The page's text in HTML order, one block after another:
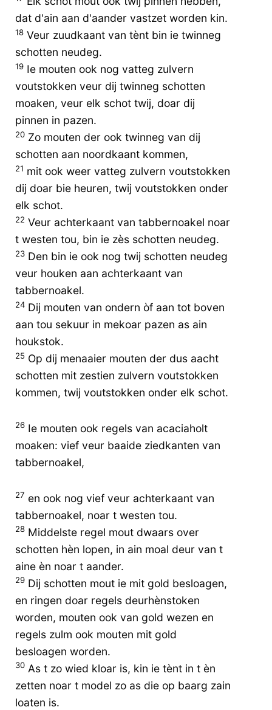
dat d'ain aan d'aander vastzet worden kin.
18 Veur zuudkaant van tènt bin ie twinneg
schotten neudeg.
19 Ie mouten ook nog vatteg zulvern
voutstokken veur dij twinneg schotten
moaken, veur elk schot twij, doar dij
pinnen in pazen.
20 Zo mouten der ook twinneg van dij
schotten aan noordkaant kommen,
21 mit ook weer vatteg zulvern voutstokken
dij doar bie heuren, twij voutstokken onder
elk schot.
22 Veur achterkaant van tabbernoakel noar
t westen tou, bin ie zès schotten neudeg.
23 Den bin ie ook nog twij schotten neudeg
veur houken aan achterkaant van
tabbernoakel.
24 Dij mouten van ondern òf aan tot boven
aan tou sekuur in mekoar pazen as ain
houkstok.
25 Op dij menaaier mouten der dus aacht
schotten mit zestien zulvern voutstokken
kommen, twij voutstokken onder elk schot.
26 Ie mouten ook regels van acaciaholt
moaken: vief veur baaide ziedkanten van
tabbernoakel,
27 en ook nog vief veur achterkaant van
tabbernoakel, noar t westen tou.
28 Middelste regel mout dwaars over
schotten hèn lopen, in ain moal deur van t
aine èn noar t aander.
29 Dij schotten mout ie mit gold besloagen,
en ringen doar regels deurhènstoken
worden, mouten ook van gold wezen en
regels zulm ook mouten mit gold
besloagen worden.
30 As t zo wied kloar is, kin ie tènt in t èn
zetten noar t model zo as die op baarg zain
loaten is.